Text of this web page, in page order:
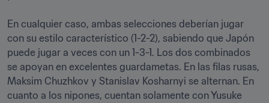
En cualquier caso, ambas selecciones deberían jugar
con su estilo característico (1-2-2), sabiendo que Japón
puede jugar a veces con un 1-3-1. Los dos combinados
se apoyan en excelentes guardametas. En las filas rusas,
Maksim Chuzhkov y Stanislav Kosharnyi se alternan. En
cuanto a los nipones, cuentan solamente con Yusuke